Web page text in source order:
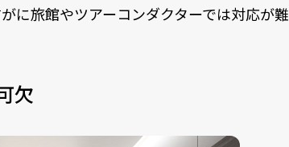
に旅館やツアーコンダクターでは対応が難
欠